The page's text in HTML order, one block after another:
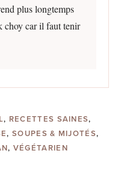
plus longtemps
choy car il faut tenir
, RECETTES SAINES,
, SOUPES & MIJOTÉS,
, VÉGÉTARIEN